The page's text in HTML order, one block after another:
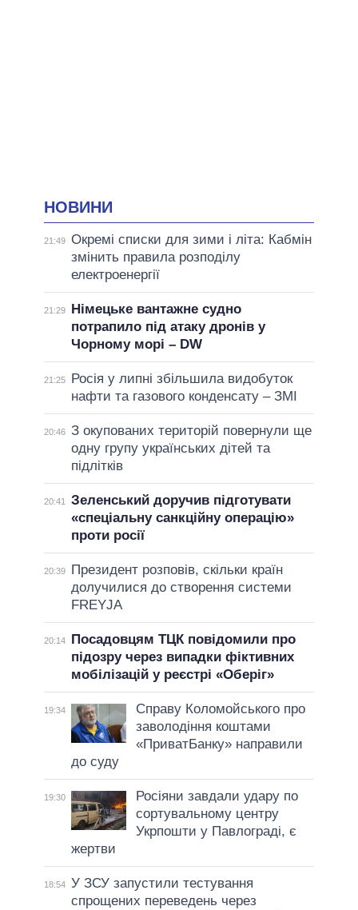
НОВИНИ
21:49 Окремі списки для зими і літа: Кабмін
змінить правила розподілу
електроенергії
21:29
Німецьке вантажне судно
потрапило під атаку дронів у
Чорному морі – DW
21:25
Росія у липні збільшила видобуток
нафти та газового конденсату – ЗМІ
20:46 З окупованих територій повернули ще
одну групу українських дітей та
підлітків
20:41
Зеленський доручив підготувати
«спеціальну санкційну операцію»
проти росії
20:39
Президент розповів, скільки країн
долучилися до створення системи
FREYJA
20:14
Посадовцям ТЦК повідомили про
підозру через випадки фіктивних
мобілізацій у реєстрі «Оберіг»
19:34
Справу Коломойського про
заволодіння коштами
«ПриватБанку» направили
до суду
19:30
Росіяни завдали удару по
сортувальному центру
Укрпошти у Павлограді, є
жертви
18:54 У ЗСУ запустили тестування
спрощених переведень через